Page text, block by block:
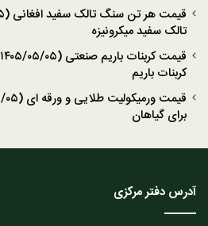
تالک سفید میکرونیزه
کربنات باریم
برای گیاهان
آدرس دفتر مرکزی